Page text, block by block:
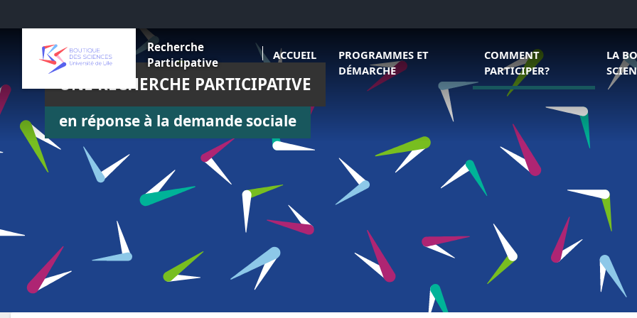
Recherche
Participative
ACCUEIL
PROGRAMMES ET
DÉMARCHE
COMMENT
PARTICIPER?
Ouvrir le sous menu de
LA
Ouvrir
UNE RECHERCHE PARTICIPATIVE
en réponse à la demande sociale